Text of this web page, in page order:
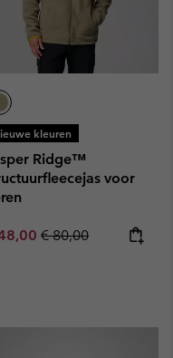
kleuren
Ridge™
voor
price:Regular price:
€ 80,00